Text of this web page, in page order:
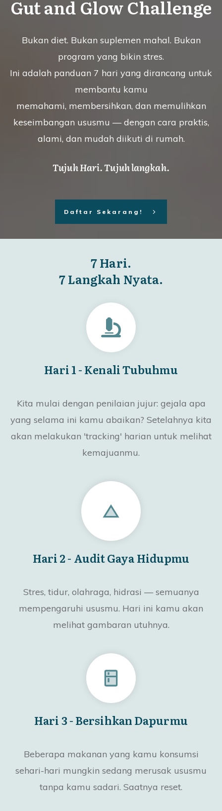
Gut and Glow Challenge
Bukan diet. Bukan suplemen mahal. Bukan
program yang bikin stres.
Ini adalah panduan 7 hari yang dirancang untuk
membantu kamu
memahami, membersihkan, dan memulihkan
keseimbangan ususmu — dengan cara praktis,
alami, dan mudah diikuti di rumah.
Tujuh Hari. Tujuh langkah.
Daftar Sekarang!
7 Hari.
7 Langkah Nyata.
Hari 1 - Kenali Tubuhmu
Kita mulai dengan penilaian jujur: gejala apa
yang selama ini kamu abaikan? Setelahnya kita
akan melakukan 'tracking' harian untuk melihat
kemajuanmu.
Hari 2 - Audit Gaya Hidupmu
Stres, tidur, olahraga, hidrasi — semuanya
mempengaruhi ususmu. Hari ini kamu akan
melihat gambaran utuhnya.
Hari 3 - Bersihkan Dapurmu
Beberapa makanan yang kamu konsumsi
sehari-hari mungkin sedang merusak ususmu
tanpa kamu sadari. Saatnya reset.